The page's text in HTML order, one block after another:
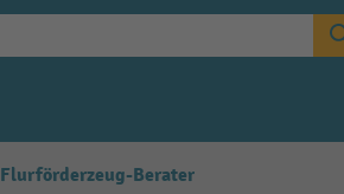
Flurförderzeug-Berater